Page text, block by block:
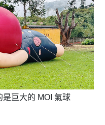
巨大的 MOI 氣球